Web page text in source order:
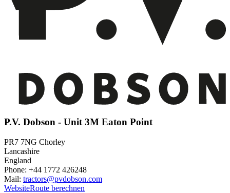
P.V. Dobson - Unit 3M Eaton Point
PR7 7NG Chorley
Lancashire
England
Phone: +44 1772 426248
Mail: tractors@pvdobson.com
WebsiteRoute berechnen